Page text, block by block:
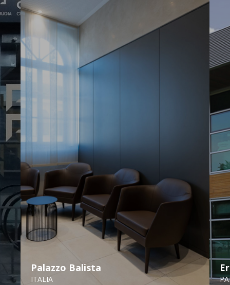
Palazzo Balista
ITALIA